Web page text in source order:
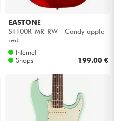
EASTONE
ST100R-MR-RW - Candy apple
red
Internet
Shops
199.00 €